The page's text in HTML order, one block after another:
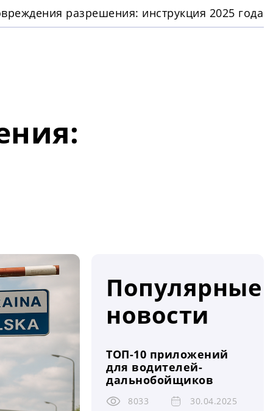
разрешения: инструкция 2025 года
Популярные
новости
ТОП-10 приложений
для водителей-
дальнобойщиков
8033 30.04.2025